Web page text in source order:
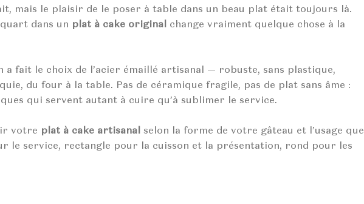
mais le plaisir de le poser à table dans un beau plat était toujours là.
dans un plat à cake original change vraiment quelque chose à la
a fait le choix de l’acier émaillé artisanal — robuste, sans plastique,
du four à la table. Pas de céramique fragile, pas de plat sans âme :
qui servent autant à cuire qu’à sublimer le service.
votre plat à cake artisanal selon la forme de votre gâteau et l’usage que
le service, rectangle pour la cuisson et la présentation, rond pour les